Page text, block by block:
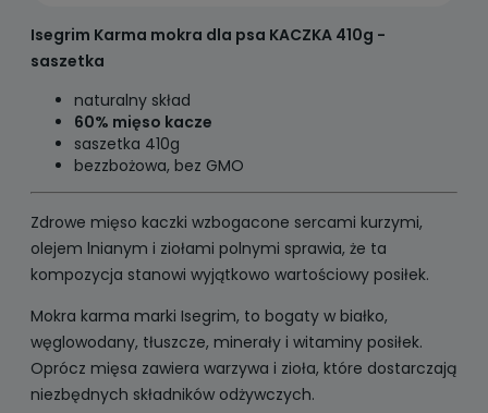
Isegrim Karma mokra dla psa KACZKA 410g -
saszetka
naturalny skład
60% mięso kacze
saszetka 410g
bezzbożowa, bez GMO
Zdrowe mięso kaczki wzbogacone sercami kurzymi,
olejem lnianym i ziołami polnymi sprawia, że ta
kompozycja stanowi wyjątkowo wartościowy posiłek.
Mokra karma marki Isegrim, to bogaty w białko,
węglowodany, tłuszcze, minerały i witaminy posiłek.
Oprócz mięsa zawiera warzywa i zioła, które dostarczają
niezbędnych składników odżywczych.